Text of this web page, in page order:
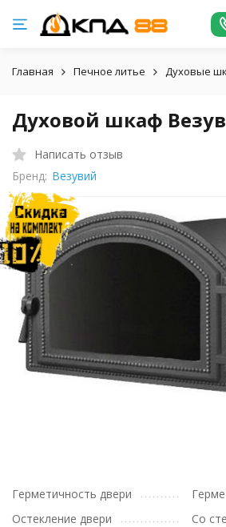
Главная Печное литье Духовые
Духовой шкаф
Написать отзыв
Бренд: Везувий
Герметичность двери
Остекление двери
Со